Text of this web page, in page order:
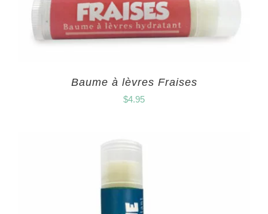
Baume à lèvres Fraises
$4.95